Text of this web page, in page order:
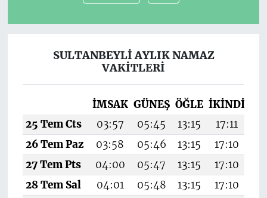
SULTANBEYLİ AYLIK NAMAZ
VAKITLERI
İMSAK GÜNEŞ ÖĞLE İKINDI
25 Tem Cts
03:57 05:45 13:15 17:11
26 Tem Paz
03:58 05:46 13:15 17:10
27 Tem Pts
04:00 05:47 13:15 17:10
28 Tem Sal
04:01 05:48 13:15 17:10